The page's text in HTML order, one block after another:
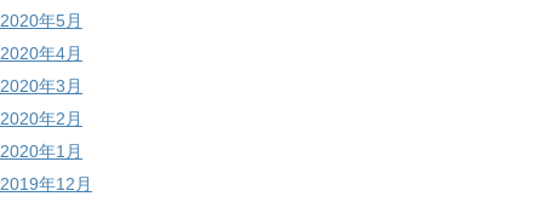
2020年5月
2020年4月
2020年3月
2020年2月
2020年1月
2019年12月